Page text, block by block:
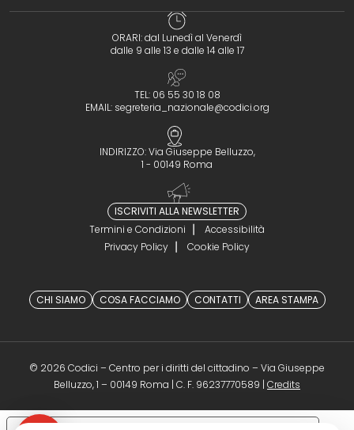
ORARI: dal Lunedì al Venerdì
dalle 9 alle 13 e dalle 14 alle 17
TEL: 06 55 30 18 08
EMAIL: segreteria_nazionale@codici.org
INDIRIZZO: Via Giuseppe Belluzzo,
1 - 00149 Roma
ISCRIVITI ALLA NEWSLETTER
Termini e Condizioni
Accessibilità
Privacy Policy
Cookie Policy
CHI SIAMO COSA FACCIAMO CONTATTI AREA STAMPA
© 2026 Codici – Centro per i diritti del cittadino – Via Giuseppe
Belluzzo, 1 – 00149 Roma | C. F. 96237770589 | Credits